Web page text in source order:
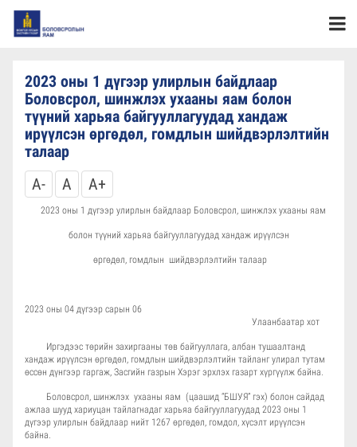
2023 оны 1 дүгээр улирлын байдлаар
Боловсрол, шинжлэх ухааны яам болон
түүний харьяа байгууллагуудад хандаж
ирүүлсэн өргөдөл, гомдлын шийдвэрлэлтийн
талаар
A-
A A+
2023 оны 1 дүгээр улирлын байдлаар Боловсрол, шинжлэх ухааны яам
болон түүний харьяа байгууллагуудад хандаж ирүүлсэн
өргөдөл, гомдлын шийдвэрлэлтийн талаар
2023 оны 04 дүгээр сарын 06
Улаанбаатар хот
Иргэдээс төрийн захиргааны төв байгууллага, албан тушаалтанд
хандаж ирүүлсэн өргөдөл, гомдлын шийдвэрлэлтийн тайланг улирал тутам
өссөн дүнгээр гаргаж, Засгийн газрын Хэрэг эрхлэх газарт хүргүүлж байна.
Боловсрол, шинжлэх ухааны яам (цаашид “БШУЯ” гэх) болон сайдад
ажлаа шууд хариуцан тайлагнадаг харьяа байгууллагуудад 2023 оны 1
дүгээр улирлын байдлаар нийт 1267 өргөдөл, гомдол, хүсэлт ирүүлсэн
байна.